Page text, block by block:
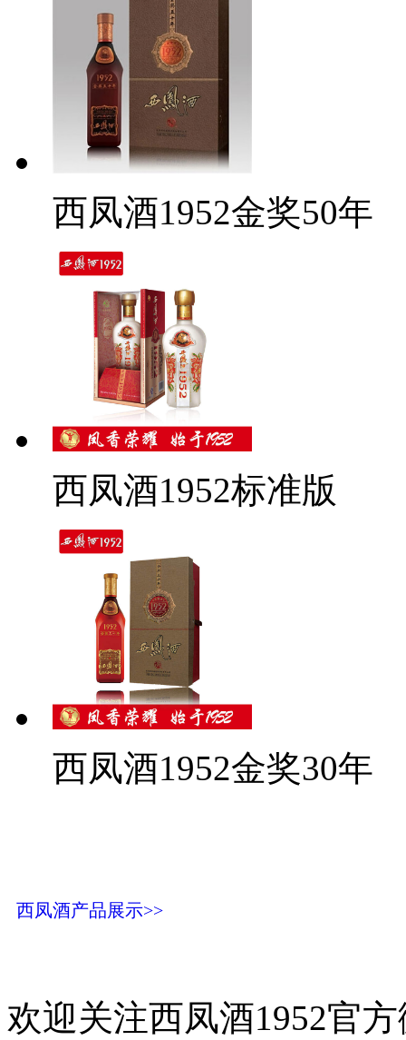
西凤酒1952金奖50年
西凤酒1952标准版
西凤酒1952金奖30年
西凤酒产品展示>>
欢迎关注西凤酒1952官